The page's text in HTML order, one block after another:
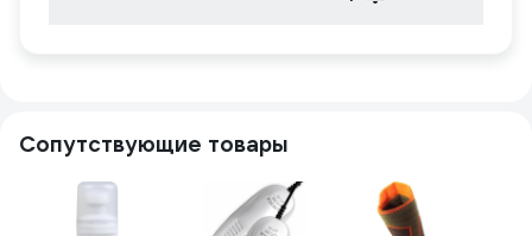
Сопутствующие товары